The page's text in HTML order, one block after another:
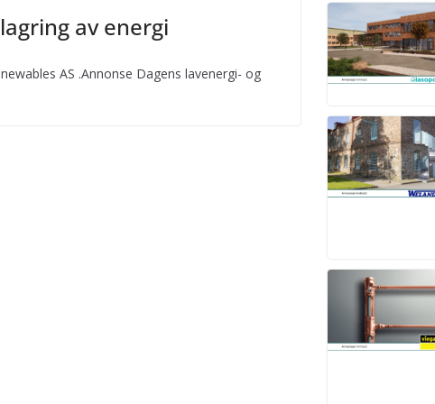
av energi
AS .Annonse Dagens lavenergi- og